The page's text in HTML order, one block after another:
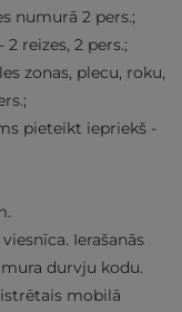
numurā 2 pers.;
reizes, 2 pers.;
zonas, plecu, roku,
pieteikt iepriekš -
Ierašanās
durvju kodu.
mobilā